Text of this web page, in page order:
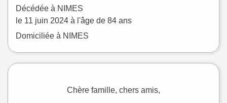
Décédée à NIMES
le 11 juin 2024 à l'âge de 84 ans
Domiciliée à NIMES
Chère famille, chers amis,